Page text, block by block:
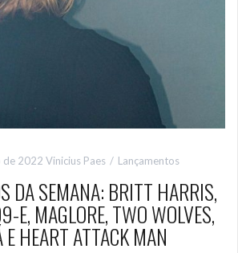
de 2022 Vinicius Paes Lançamentos
DA SEMANA: BRITT HARRIS,
E, MAGLORE, TWO WOLVES,
E HEART ATTACK MAN